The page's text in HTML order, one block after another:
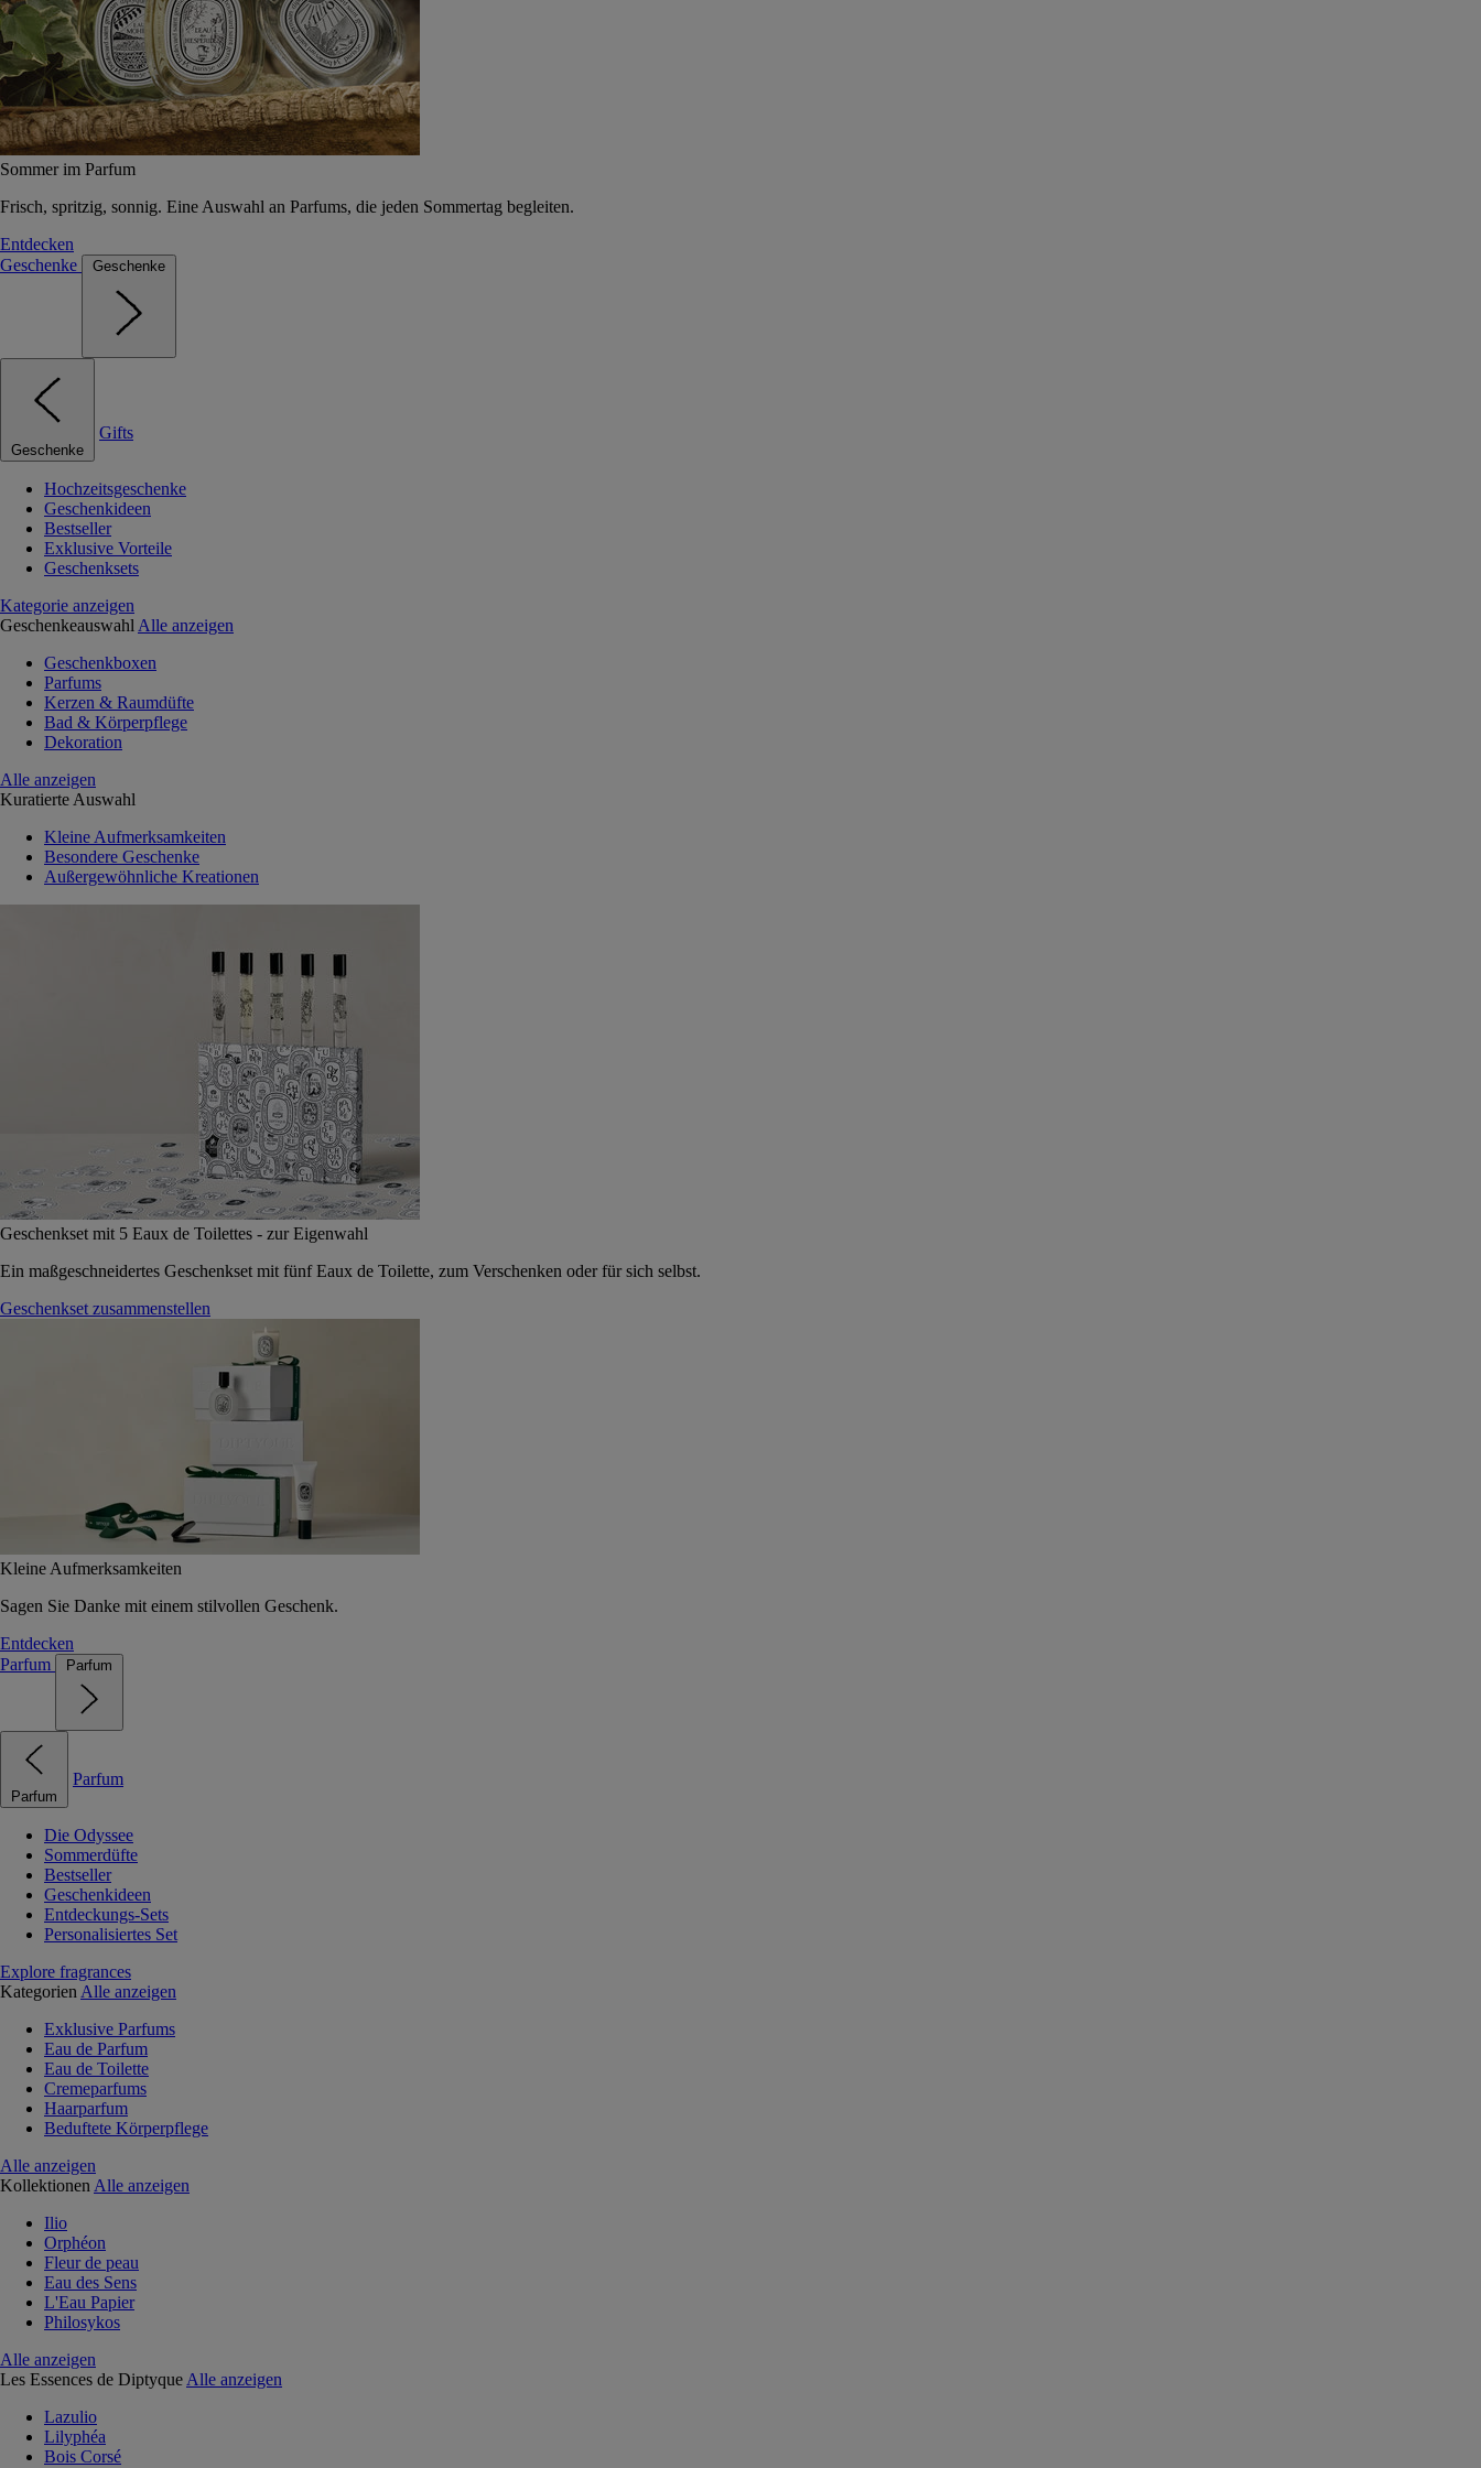
Sommer im Parfum
Frisch, spritzig, sonnig. Eine Auswahl an Parfums, die jeden Sommertag begleiten.
Entdecken
Geschenke
Geschenke
Geschenke
Gifts
Hochzeitsgeschenke
Geschenkideen
Bestseller
Exklusive Vorteile
Geschenksets
Kategorie anzeigen
Geschenkeauswahl Alle anzeigen
Geschenkboxen
Parfums
Kerzen & Raumdüfte
Bad & Körperpflege
Dekoration
Alle anzeigen
Kuratierte Auswahl
Kleine Aufmerksamkeiten
Besondere Geschenke
Außergewöhnliche Kreationen
Geschenkset mit 5 Eaux de Toilettes - zur Eigenwahl
Ein maßgeschneidertes Geschenkset mit fünf Eaux de Toilette, zum Verschenken oder für sich selbst.
Geschenkset zusammenstellen
Kleine Aufmerksamkeiten
Sagen Sie Danke mit einem stilvollen Geschenk.
Entdecken
Parfum
Parfum
Parfum
Parfum
Die Odyssee
Sommerdüfte
Bestseller
Geschenkideen
Entdeckungs-Sets
Personalisiertes Set
Explore fragrances
Kategorien Alle anzeigen
Exklusive Parfums
Eau de Parfum
Eau de Toilette
Cremeparfums
Haarparfum
Beduftete Körperpflege
Alle anzeigen
Kollektionen Alle anzeigen
Ilio
Orphéon
Fleur de peau
Eau des Sens
L'Eau Papier
Philosykos
Alle anzeigen
Les Essences de Diptyque Alle anzeigen
Lazulio
Lilyphéa
Bois Corsé